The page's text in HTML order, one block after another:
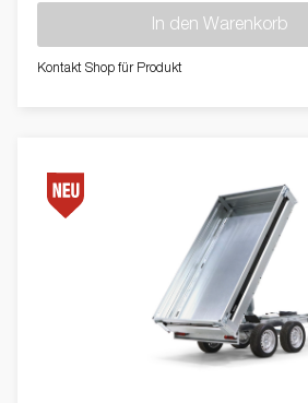
In den Warenkorb
Kontakt Shop für Produkt